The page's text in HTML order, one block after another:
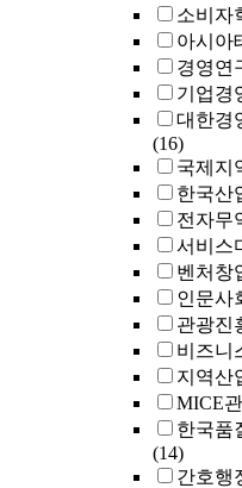
소비자
아시아
경영연
기업경
대한경
(16)
국제지
한국산
전자무
서비스
벤처창
인문사
관광진
비즈니
지역산
MICE
한국품
(14)
간호행